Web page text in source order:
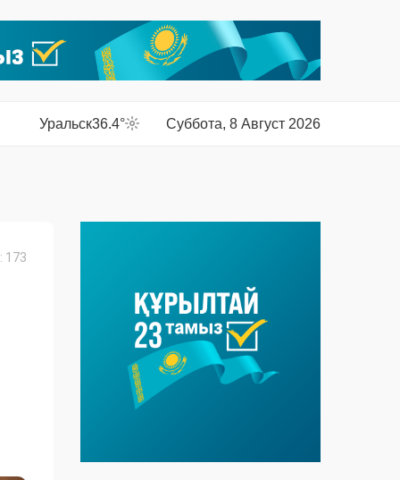
Уральск36.4° Суббота, 8 Август 2026
173